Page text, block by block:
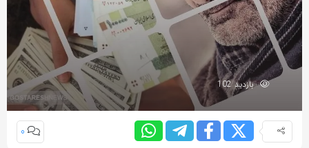
بازدید 102
0